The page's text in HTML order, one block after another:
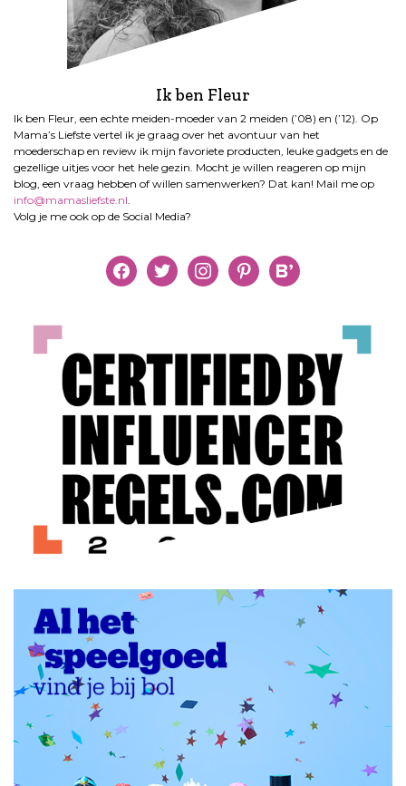
Ik ben Fleur
Ik ben Fleur, een echte meiden-moeder van 2 meiden (’08) en (’12). Op
Mama’s Liefste vertel ik je graag over het avontuur van het
moederschap en review ik mijn favoriete producten, leuke gadgets en de
gezellige uitjes voor het hele gezin. Mocht je willen reageren op mijn
blog, een vraag hebben of willen samenwerken? Dat kan! Mail me op
info@mamasliefste.nl.
Volg je me ook op de Social Media?
facebooktwitter instagrampinterestbloglovin